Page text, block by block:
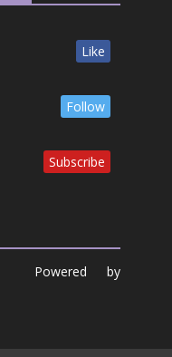
Like
Follow
Subscribe
Powered by